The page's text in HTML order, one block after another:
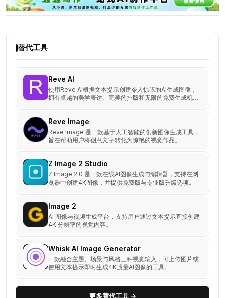
替代工具
Reve AI
使用Reve AI根据文本提示创建令人惊叹的AI生成图像，
拥有卓越的美学表达、完美的排版和无限的免费生成机
Reve Image
Reve Image 是一款基于人工智能的创新图像生成工具，
旨在帮助用户将创意文字转化为惊艳的视觉作品。
Z Image 2 Studio
Z Image 2.0 是一款在线AI图像生成与编辑器，支持在浏
览器中创建4K图像，并提供免费版与专业版升级选项。
Image 2
AI 图像与视频生成平台，支持用户通过文本提示直接创建
4K 分辨率的视觉内容。
Whisk AI Image Generator
一款融合主题、场景与风格三种视觉输入，可上传图片或
使用文本提示即时生成4K质量AI图像的工具。
更多替代工具 →
VS
D.design：
功